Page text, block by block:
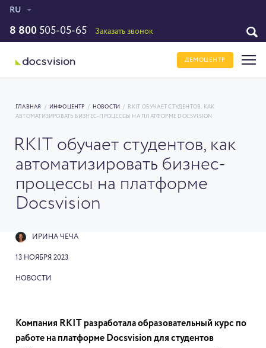
RU
8 800 505-05-65 Заказать звонок
ДЕМОЦЕНТР
ГЛАВНАЯ / ИНФОЦЕНТР / НОВОСТИ /
RKIT ОБУЧАЕТ СТУДЕНТОВ, КАК
АВТОМАТИЗИРОВАТЬ БИЗНЕС-ПРОЦЕССЫ НА ПЛАТФОРМЕ DOCSVISION
RKIT обучает студентов, как
автоматизировать бизнес-
процессы на платформе
Docsvision
ИРИНА ЧЕЧА
13 НОЯБРЯ 2023
НОВОСТИ
Компания RKIT разработала образовательный курс по
работе на платформе Docsvision для студентов